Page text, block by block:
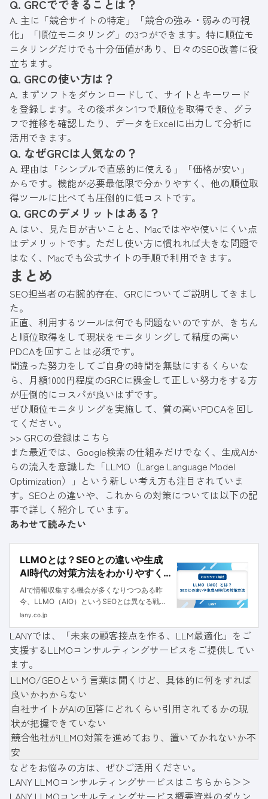
Q. GRCでできることは？
A. 主に「競合サイトの特定」「競合の強み・弱みの可視
化」「順位モニタリング」の3つができます。特に順位モ
ニタリングだけでも十分価値があり、日々のSEO改善に役
立ちます。
Q. GRCの使い方は？
A. まずソフトをダウンロードして、サイトとキーワード
を登録します。その後ボタン1つで順位を取得でき、グラ
フで推移を確認したり、データをExcelに出力して分析に
活用できます。
Q. なぜGRCは人気なの？
A. 理由は「シンプルで直感的に使える」「価格が安い」
からです。機能が必要最低限で分かりやすく、他の順位取
得ツールに比べても圧倒的に低コストです。
Q. GRCのデメリットはある？
A. はい、見た目が古いことと、Macではやや使いにくい点
はデメリットです。ただし使い方に慣れれば大きな問題で
はなく、Macでも公式サイトの手順で利用できます。
まとめ
SEO担当者の右腕的存在、GRCについてご説明してきまし
た。
正直、利用するツールは何でも問題ないのですが、きちん
と順位取得をして現状をモニタリングして精度の高い
PDCAを回すことは必須です。
間違った努力をしてご自身の時間を無駄にするくらいな
ら、月額1000円程度のGRCに課金して正しい努力をする方
が圧倒的にコスパが良いはずです。
ぜひ順位モニタリングを実施して、質の高いPDCAを回し
てください。
>> GRCの登録はこちら
また最近では、Google検索の仕組みだけでなく、生成AIか
らの流入を意識した「LLMO（Large Language Model
Optimization）」という新しい考え方も注目されていま
す。SEOとの違いや、これからの対策については以下の記
事で詳しく紹介しています。
あわせて読みたい
LLMOとは？SEOとの違いや生成
AI時代の対策方法をわかりやすく
解説
AIで情報収集する機会が多くなりつつある昨
今、LLMO（AIO）というSEOとは異なる戦略
が注目されています。本記事では、LLMOの基
ます。
lany.co.jp
LANYでは、「未来の顧客接点を作る、LLM最適化」をご
支援する LLMOコンサルティングサービスをご提供してい
ます。
LLMO/GEOという言葉は聞くけど、具体的に何をすれば
良いかわからない
自社サイトがAIの回答にどれくらい引用されてるかの現
状が把握できていない
競合他社がLLMO対策を進めており、置いてかれないか不
安
などをお悩みの方は、ぜひご活用ください。
LANY LLMOコンサルティングサービスはこちらから＞＞
LANY LLMOコンサルティングサービス概要資料のダウン